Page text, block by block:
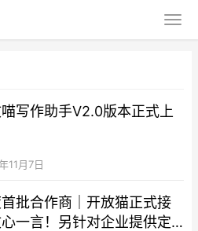
写作助手V2.0版本正式上
11月7日
批合作商｜开放猫正式接
一言！另针对企业提供定